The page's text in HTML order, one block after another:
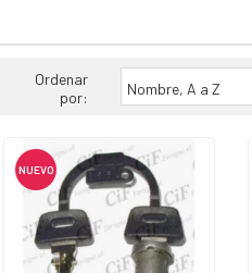
Ordenar
por:
Nombre, A a Z
NUEVO